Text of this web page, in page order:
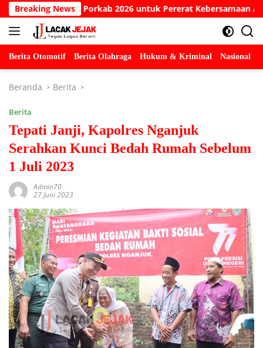
Langsung
ke
konten
Breaking News
Gelar Porkab 2026 untuk Pererat Kebersamaan ASN
Berita Otomotif Berita Olahraga Hukum & Kriminal Nasional
Beranda Berita
Berita
Tepati Janji, Kapolres Nganjuk
Serahkan Kunci Bedah Rumah Sebelum
1 Juli 2023
Admin70
27 Juni 2023